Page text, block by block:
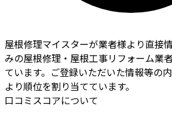
屋根修理マイスターが業者様より直接
みの屋根修理・屋根工事リフォーム業
ています。ご登録いただいた情報等の
より順位を割り当てています。
口コミスコアについて